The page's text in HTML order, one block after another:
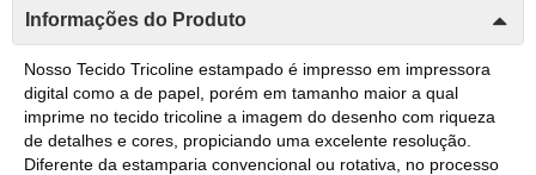
Informações do Produto
Nosso Tecido Tricoline estampado é impresso em impressora
digital como a de papel, porém em tamanho maior a qual
imprime no tecido tricoline a imagem do desenho com riqueza
de detalhes e cores, propiciando uma excelente resolução.
Diferente da estamparia convencional ou rotativa, no processo